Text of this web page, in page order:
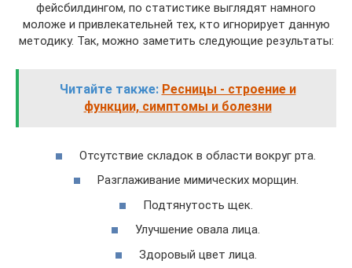
фейсбилдингом, по статистике выглядят намного
моложе и привлекательней тех, кто игнорирует данную
методику. Так, можно заметить следующие результаты:
Читайте также: Ресницы - строение и
функции, симптомы и болезни
Отсутствие складок в области вокруг рта.
Разглаживание мимических морщин.
Подтянутость щек.
Улучшение овала лица.
Здоровый цвет лица.